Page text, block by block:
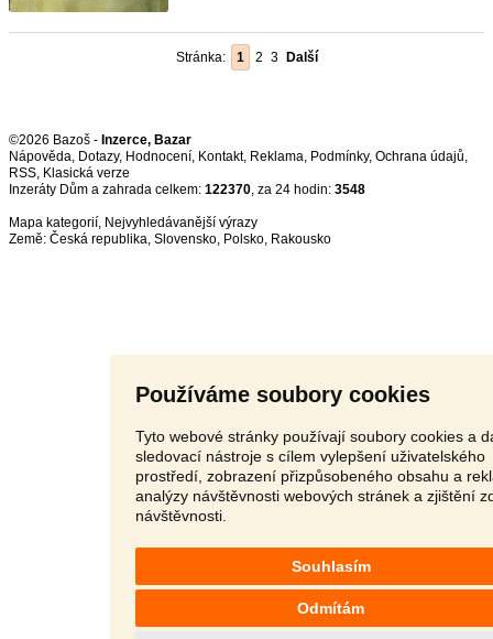
Používáme soubory cookies
Tyto webové stránky používají soubory cookies a
sledovací nástroje s cílem vylepšení uživatelského
prostředí, zobrazení přizpůsobeného obsahu a
analýzy návštěvnosti webových stránek a zjištění
návštěvnosti.
Souhlasím
Odmítám
Stránka: 1 2 3 Další
©2026 Bazoš - Inzerce, Bazar
Nápověda, Dotazy, Hodnocení, Kontakt, Reklama, Podmínky, Ochrana údajů,
RSS,
Inzeráty Dům a zahrada celkem: 122370, za 24 hodin: 3548
Mapa kategorií, Nejvyhledávanější výrazy
Země: Česká republika, Slovensko, Polsko, Rakousko